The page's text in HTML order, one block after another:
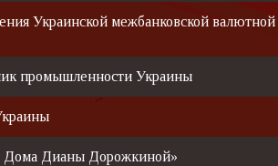
Украинской межбанковской валютной
промышленности Украины
Дома Дианы Дорожкиной»